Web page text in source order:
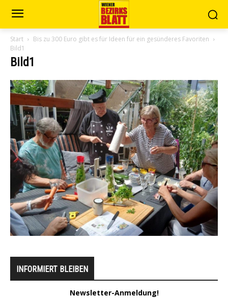
Start
Bis zu 300 Euro gibt es für Ideen für ein gesünderes Favoriten
Bild1
Bild1
INFORMIERT BLEIBEN
Newsletter-Anmeldung!